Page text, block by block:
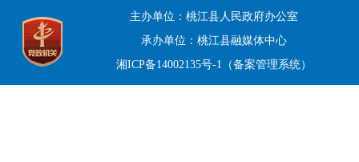
主办单位：桃江县人民政府办公室
承办单位：桃江县融媒体中心
湘ICP备14002135号-1（备案管理系统）